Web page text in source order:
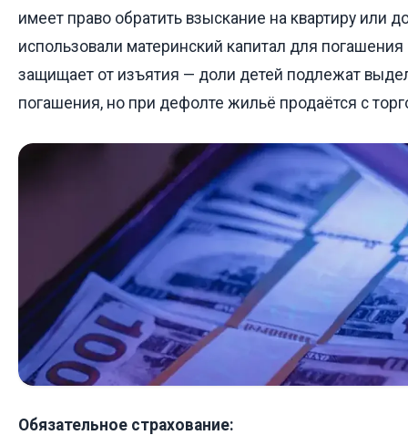
имеет право обратить взыскание на квартиру или
использовали материнский капитал для погашения
защищает от изъятия — доли детей подлежат
погашения, но при дефолте жильё продаётся с
Обязательное страхование: